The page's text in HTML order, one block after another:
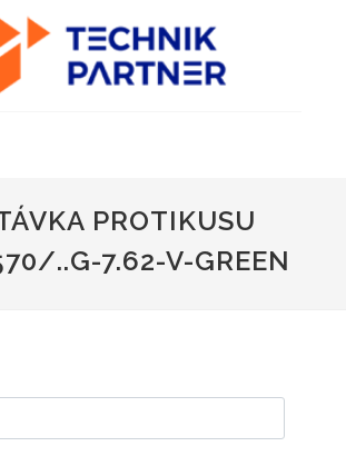
PROTIKUSU
..G-7.62-V-GREEN